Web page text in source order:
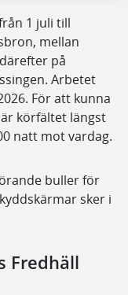
1 juli till
mellan
på
Arbetet
För att kunna
körfältet längst
natt mot vardag.
buller för
sker i
Fredhäll